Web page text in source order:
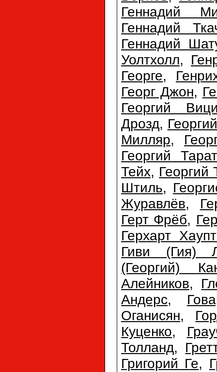
Геннадий
Геннадий
Геннадий
Уолтхолл,
Георге,
Георг Джон,
Георгий
Дрозд,
Милляр,
Георгий
Тейх, Георгий
Штиль,
Журавлёв,
Герт Фрёб,
Герхарт
Гиви (Гия)
(Георгий)
Алейников,
Андерс,
Оганисян,
Куценко,
Толланд,
Григорий Ге,